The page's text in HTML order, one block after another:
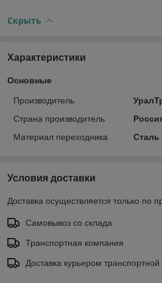
Скрыть
Характеристики
Основные
Производитель
Страна производитель
Материал переходника
Сталь
Условия доставки
Доставка осуществляется только по
Самовывоз со склада
Транспортная компания
Доставка курьером